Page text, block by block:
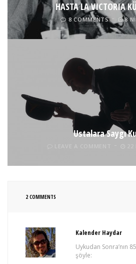
HASTA LA VICTORIA
8 COMMENTS 8
Ustalara Saygı
2 COMMENTS
Kalender Haydar
Uykudan Sonra’nın
şöyle: